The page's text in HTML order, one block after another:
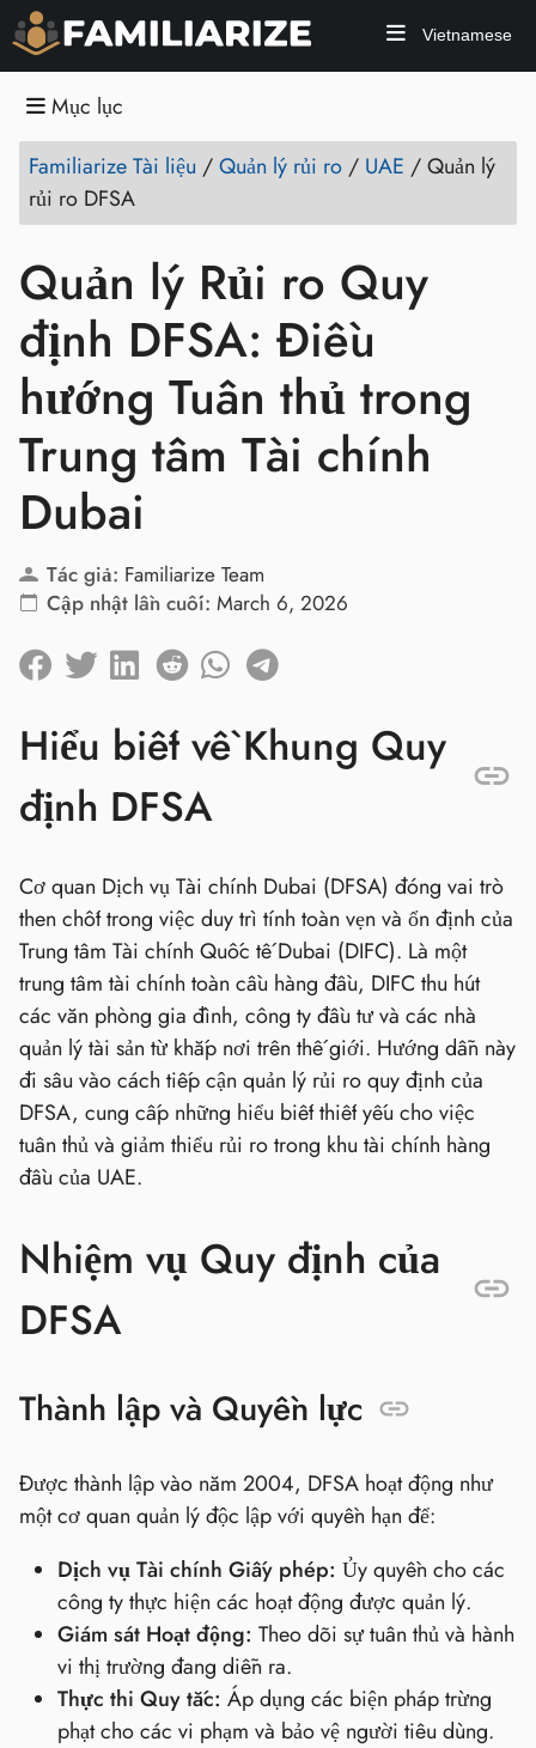
Vietnamese
Mục lục
Familiarize Tài liệu /Quản lý rủi ro / UAE /Quản lý
rủi ro DFSA
Quản lý Rủi ro Quy
định DFSA: Điều
hướng Tuân thủ trong
Trung tâm Tài chính
Dubai
Tác giả: Familiarize Team
Cập nhật lần cuối: March 6, 2026
Hiểu biết về Khung Quy
định DFSA
Cơ quan Dịch vụ Tài chính Dubai (DFSA) đóng vai trò
then chốt trong việc duy trì tính toàn vẹn và ổn định của
Trung tâm Tài chính Quốc tế Dubai (DIFC). Là một
trung tâm tài chính toàn cầu hàng đầu, DIFC thu hút
các văn phòng gia đình, công ty đầu tư và các nhà
quản lý tài sản từ khắp nơi trên thế giới. Hướng dẫn này
đi sâu vào cách tiếp cận quản lý rủi ro quy định của
DFSA, cung cấp những hiểu biết thiết yếu cho việc
tuân thủ và giảm thiểu rủi ro trong khu tài chính hàng
đầu của UAE.
Nhiệm vụ Quy định của
DFSA
Thành lập và Quyền lực
Được thành lập vào năm 2004, DFSA hoạt động như
một cơ quan quản lý độc lập với quyền hạn để:
Dịch vụ Tài chính Giấy phép: Ủy quyền cho các
công ty thực hiện các hoạt động được quản lý.
Giám sát Hoạt động: Theo dõi sự tuân thủ và hành
vi thị trường đang diễn ra.
Thực thi Quy tắc: Áp dụng các biện pháp trừng
phạt cho các vi phạm và bảo vệ người tiêu dùng.